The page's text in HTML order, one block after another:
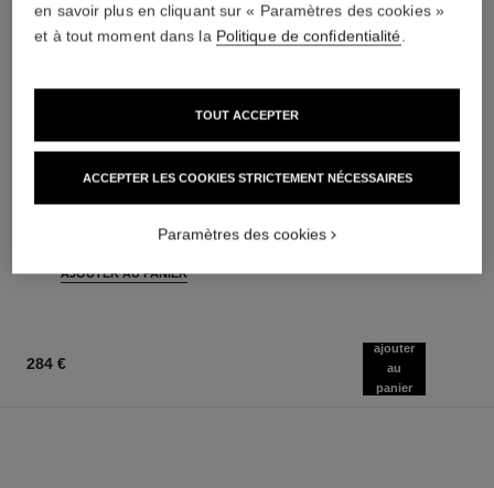
Le Baume Teinté Hydratant
Embellisseur à l'Intensité sur
11 teintes disponibles
AJOUTER AU PANIER
Twist and Spray Flacon
Rechargeable – Eau de Parfum
284 €
ajouter
au
panier
en savoir plus en cliquant sur « Paramètres des cookies »
et à tout moment dans la Politique de confidentialité
ACCEPTER LES COOKIES STRICTEMENT NÉCESSAIRES
TOUT ACCEPTER
Paramètres des cookies